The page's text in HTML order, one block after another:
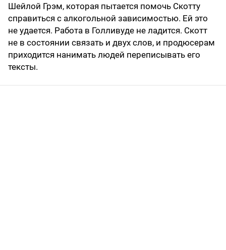
Шейлой Грэм, которая пытается помочь Скотту
справиться с алкогольной зависимостью. Ей это
не удается. Работа в Голливуде не ладится. Скотт
не в состоянии связать и двух слов, и продюсерам
приходится нанимать людей переписывать его
тексты.